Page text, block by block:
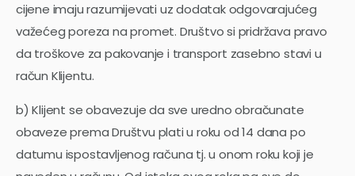
cijene imaju razumijevati uz dodatak odgovarajućeg
važećeg poreza na promet. Društvo si pridržava pravo
da troškove za pakovanje i transport zasebno stavi u
račun Klijentu.
b) Klijent se obavezuje da sve uredno obračunate
obaveze prema Društvu plati u roku od 14 dana po
datumu ispostavljenog računa tj. u onom roku koji je